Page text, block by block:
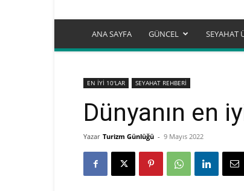
ANA SAYFA GÜNCEL SEYAHAT
EN İYİ 10'LAR SEYAHAT REHBERİ
Dünyanın en
Yazar Turizm Günlüğü - 9 Mayıs 2022